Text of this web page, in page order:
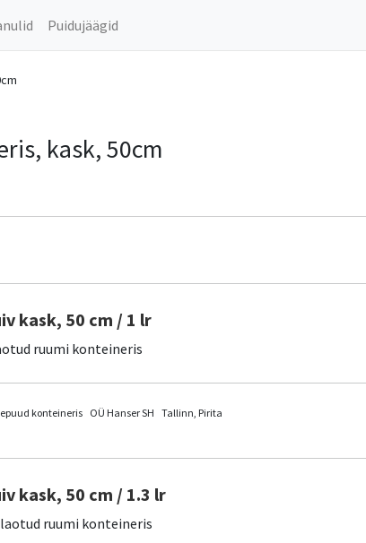
Puidujäägid
kask, 50cm
kask, 50 cm / 1 lr
ruumi konteineris
konteineris OÜ Hanser SH Tallinn, Pirita
kask, 50 cm / 1.3 lr
laotud ruumi konteineris